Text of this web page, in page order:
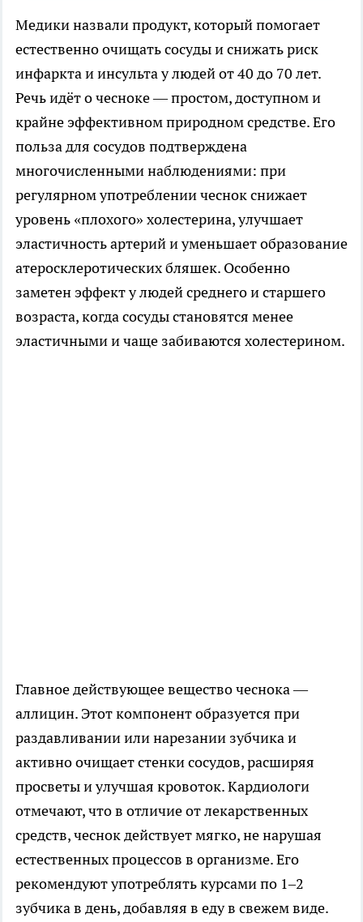
Медики назвали продукт, который помогает
естественно очищать сосуды и снижать риск
инфаркта и инсульта у людей от 40 до 70 лет.
Речь идёт о чесноке — простом, доступном и
крайне эффективном природном средстве. Его
польза для сосудов подтверждена
многочисленными наблюдениями: при
регулярном употреблении чеснок снижает
уровень «плохого» холестерина, улучшает
эластичность артерий и уменьшает образование
атеросклеротических бляшек. Особенно
заметен эффект у людей среднего и старшего
возраста, когда сосуды становятся менее
эластичными и чаще забиваются холестерином.
Главное действующее вещество чеснока —
аллицин. Этот компонент образуется при
раздавливании или нарезании зубчика и
активно очищает стенки сосудов, расширяя
просветы и улучшая кровоток. Кардиологи
отмечают, что в отличие от лекарственных
средств, чеснок действует мягко, не нарушая
естественных процессов в организме. Его
рекомендуют употреблять курсами по 1–2
зубчика в день, добавляя в еду в свежем виде.